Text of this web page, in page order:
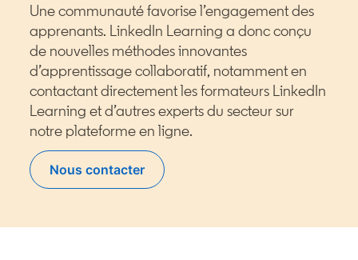
Une communauté favorise l’engagement des
apprenants. LinkedIn Learning a donc conçu
de nouvelles méthodes innovantes
d’apprentissage collaboratif, notamment en
contactant directement les formateurs LinkedIn
Learning et d’autres experts du secteur sur
notre plateforme en ligne.
Nous contacter